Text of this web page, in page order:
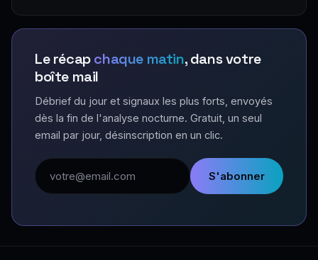
Le récapchaque matin, dans votre
boîte mail
Débrief du jour et signaux les plus forts, envoyés
dès la fin de l'analyse nocturne. Gratuit, un seul
email par jour, désinscription en un clic.
Adresse email
S'abonner